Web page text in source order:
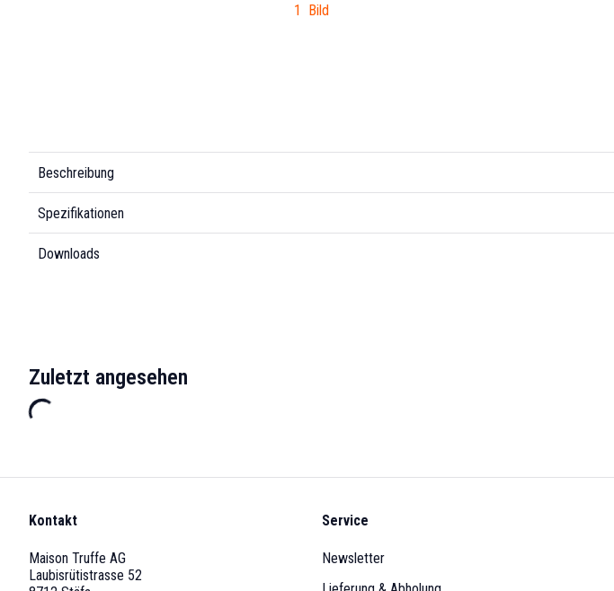
1 Bild
Beschreibung
Spezifikationen
Downloads
Zuletzt angesehen
Kontakt
Maison Truffe AG
Laubisrütistrasse 52
Service
Newsletter